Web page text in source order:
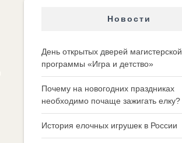
Новости
День открытых дверей магистерской
программы «Игра и детство»
Почему на новогодних праздниках
необходимо почаще зажигать елку?
История елочных игрушек в России